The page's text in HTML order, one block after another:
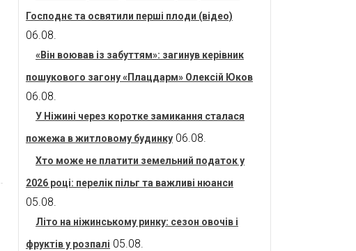
Господнє та освятили перші плоди (відео)
06.08.
«Він воював із забуттям»: загинув керівник
пошукового загону «Плацдарм» Олексій Юков
06.08.
У Ніжині через коротке замикання сталася
пожежа в житловому будинку 06.08.
Хто може не платити земельний податок у
2026 році: перелік пільг та важливі нюанси
05.08.
Літо на ніжинському ринку: сезон овочів і
фруктів у розпалі 05.08.